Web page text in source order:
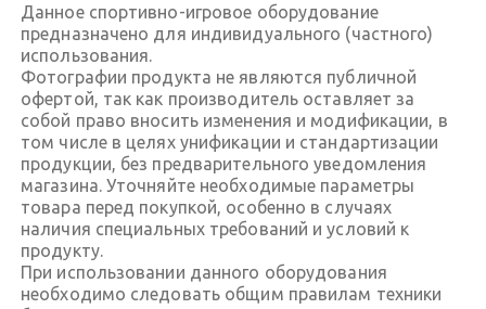
Данное спортивно-игровое оборудование
предназначено для индивидуального (частного)
использования.
Фотографии продукта не являются публичной
офертой, так как производитель оставляет за
собой право вносить изменения и модификации, в
том числе в целях унификации и стандартизации
продукции, без предварительного уведомления
магазина. Уточняйте необходимые параметры
товара перед покупкой, особенно в случаях
наличия специальных требований и условий к
продукту.
При использовании данного оборудования
необходимо следовать общим правилам техники